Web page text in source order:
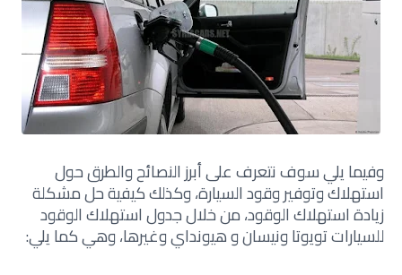
وفيما يلي سوف نتعرف على أبرز النصائح والطرق حول
استهلاك وتوفير وقود السيارة، وكذلك كيفية حل مشكلة
زيادة استهلاك الوقود، من خلال جدول استهلاك الوقود
للسيارات تويوتا ونيسان و هيونداي وغيرها، وهي كما يلي: